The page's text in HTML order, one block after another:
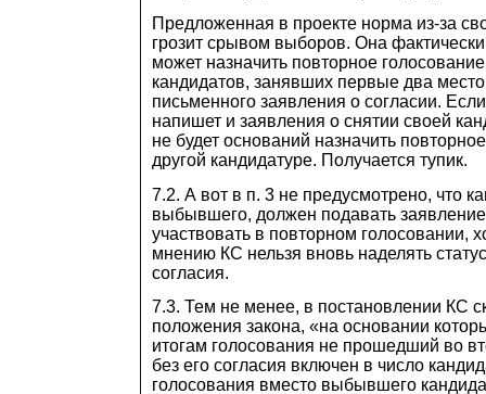
Предложенная в проекте норма из-за
грозит срывом выборов. Она
может назначить повторное
кандидатов, занявших первые два
письменного заявления о согласии.
напишет и заявления о снятии своей
не будет оснований назначить
другой кандидатуре. Получается тупик.
7.2. А вот в п. 3 не предусмотрено, что
выбывшего, должен подавать заявление
участвовать в повторном голосовании,
мнению КС нельзя вновь наделять
согласия.
7.3. Тем не менее, в постановлении КС
положения закона, «на основании
итогам голосования не прошедший во
без его согласия включен в число
голосования вместо выбывшего